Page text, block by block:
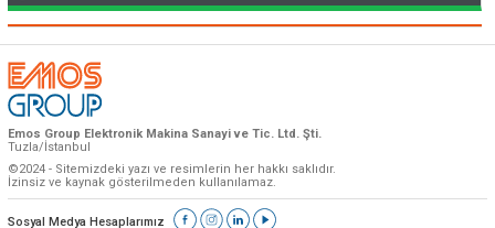
Emos Dünya’da ve Türkiye’de Bayi ağını
Bayi Başvuruları
Emos Group Elektronik Makina Sanayi ve Tic. Ltd. Şti.
Tuzla/İstanbul
©2024 - Sitemizdeki yazı ve resimlerin her hakkı saklıdır.
İzinsiz ve kaynak gösterilmeden kullanılamaz.
Sosyal Medya Hesaplarımız